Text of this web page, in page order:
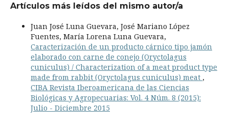
Artículos más leídos del mismo autor/a
Juan José Luna Guevara, José Mariano López
Fuentes, María Lorena Luna Guevara,
Caracterización de un producto cárnico tipo jamón
elaborado con carne de conejo (Oryctolagus
cuniculus) / Characterization of a meat product type
made from rabbit (Oryctolagus cuniculus) meat ,
CIBA Revista Iberoamericana de las Ciencias
Biológicas y Agropecuarias: Vol. 4 Núm. 8 (2015):
Julio - Diciembre 2015